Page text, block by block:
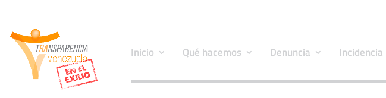
Inicio Qué hacemos Denuncia Incidencia